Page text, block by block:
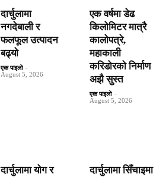
दार्चुलामा
नगदेबाली र
फलफूल उत्पादन
बढ्यो
एक पाइलो -
August 5, 2026
एक वर्षमा डेढ
किलोमिटर मात्रै
कालोपत्रे,
महाकाली
करिडोरको निर्माण
अझै सुस्त
एक पाइलो -
August 5, 2026
दार्चुलामा योग र
दार्चुलामा सिँचाइमा